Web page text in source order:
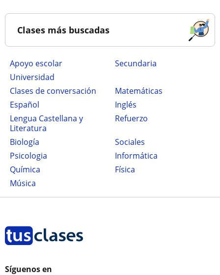
Clases más buscadas
Apoyo escolar
secundaria
Universidad
Clases de conversación
Matemáticas
Español
Inglés
Lengua Castellana y
Literatura
Refuerzo
Biología
Sociales
Psicologia
Informática
Química
Física
Música
Síguenos en